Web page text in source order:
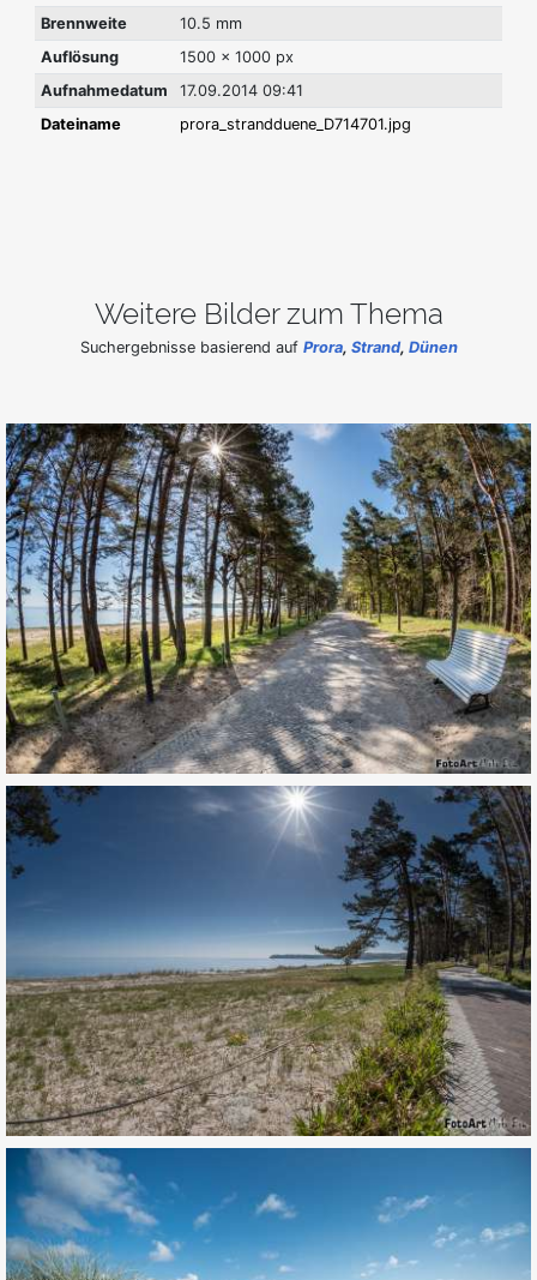
Brennweite
10.5 mm
Auflösung
1500 x 1000 px
Aufnahmedatum
17.09.2014 09:41
Dateiname
prora_strandduene_D714701.jpg
Weitere Bilder zum Thema
Suchergebnisse basierend auf Prora, Strand, Dünen